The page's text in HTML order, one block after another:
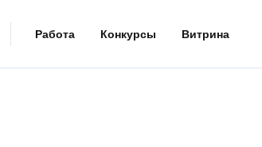
Работа Конкурсы Витрина